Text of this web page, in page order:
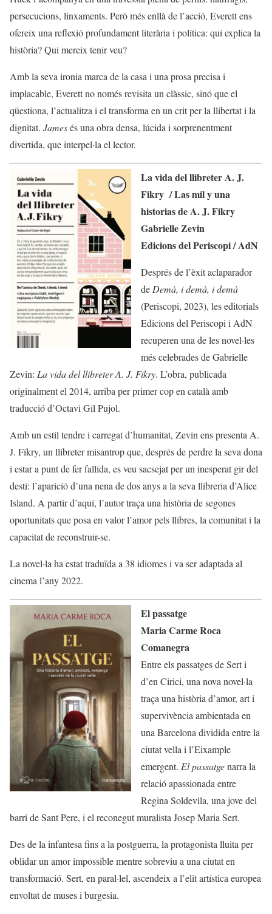
persecucions, linxaments. Però més enllà de l’acció, Everett ens
ofereix una reflexió profundament literària i política: qui explica la
història? Qui mereix tenir veu?
Amb la seva ironia marca de la casa i una prosa precisa i
implacable, Everett no només revisita un clàssic, sinó que el
qüestiona, l’actualitza i el transforma en un crit per la llibertat i la
dignitat. Jamesés una obra densa, lúcida i sorprenentment
divertida, que interpel·la el lector.
La vida del llibreter A. J.
Fikry / Las mil y una
historias de A. J. Fikry
Gabrielle Zevin
Edicions del Periscopi / AdN
Després de l’èxit aclaparador
de Demà, i demà, i demà
(Periscopi, 2023), les editorials
Edicions del Periscopi i AdN
recuperen una de les novel·les
més celebrades de Gabrielle
Zevin: La vida del llibreter A. J. Fikry. L’obra, publicada
originalment el 2014, arriba per primer cop en català amb
traducció d’Octavi Gil Pujol.
Amb un estil tendre i carregat d’humanitat, Zevin ens presenta A.
J. Fikry, un llibreter misantrop que, després de perdre la seva dona
i estar a punt de fer fallida, es veu sacsejat per un inesperat gir del
destí: l’aparició d’una nena de dos anys a la seva llibreria d’Alice
Island. A partir d’aquí, l’autor traça una història de segones
oportunitats que posa en valor l’amor pels llibres, la comunitat i la
capacitat de reconstruir-se.
La novel·la ha estat traduïda a 38 idiomes i va ser adaptada al
cinema l’any 2022.
El passatge
Maria Carme Roca
Comanegra
Entre els passatges de Sert i
d’en Cirici, una nova novel·la
traça una història d’amor, art i
supervivència ambientada en
una Barcelona dividida entre la
ciutat vella i l’Eixample
emergent. El passatgenarra la
relació apassionada entre
Regina Soldevila, una jove del
barri de Sant Pere, i el reconegut muralista Josep Maria Sert.
Des de la infantesa fins a la postguerra, la protagonista lluita per
oblidar un amor impossible mentre sobreviu a una ciutat en
transformació. Sert, en paral·lel, ascendeix a l’elit artística europea
envoltat de muses i burgesia.